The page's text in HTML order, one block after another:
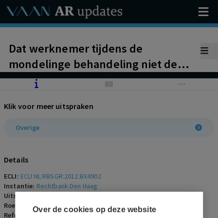
Over de cookies op deze website
Dat werknemer tijdens de
mondelinge behandeling niet de
kans heeft gekregen uit te leggen
werkgever op oneigenlijke gronden
is gebaseerd en de kantonrechter
gegeven, is onvoldoende grond
voor wraking. Geen schijn van
partijdigheid kantonrechter
Klik voor meer uitspraken
Overige
Details
ECLI: ECLI:NL:RBSGR:2012:BX4902
Instantie: Rechtbank Den Haag
Uitspraakdatum:
Roepnaam:
werknemer/werkgever
Referentienummer:AR-2012-0753